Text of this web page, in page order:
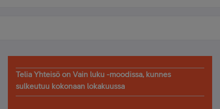
Telia Yhteisö on Vain luku -moodissa, kunnes
sulkeutuu kokonaan lokakuussa